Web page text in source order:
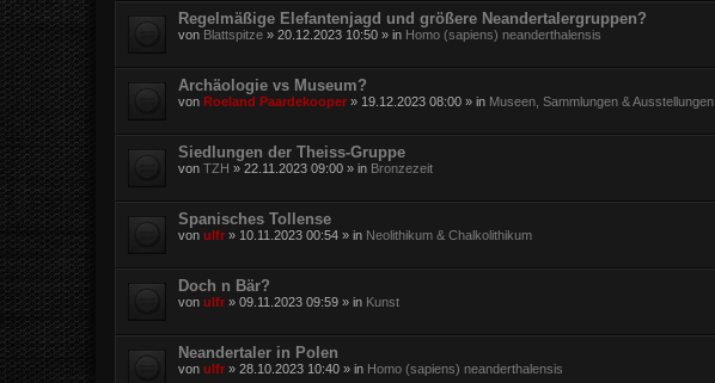
Regelmäßige Elefantenjagd und größere Neandertalergruppen?
von Blattspitze » 20.12.2023 10:50 » in Homo (sapiens) neanderthalensis
Archäologie vs Museum?
von Roeland Paardekooper » 19.12.2023 08:00 » in Museen, Sammlungen & Ausstellungen
Siedlungen der Theiss-Gruppe
von TZH » 22.11.2023 09:00 » in Bronzezeit
Spanisches Tollense
von ulfr » 10.11.2023 00:54 » in Neolithikum & Chalkolithikum
Doch n Bär?
von ulfr » 09.11.2023 09:59 » in Kunst
Neandertaler in Polen
von ulfr » 28.10.2023 10:40 » in Homo (sapiens) neanderthalensis